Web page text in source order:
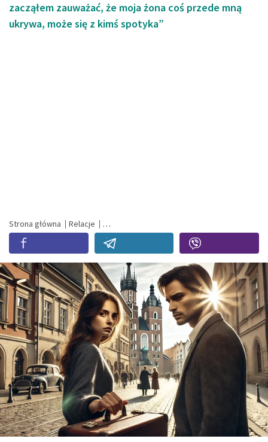
zacząłem zauważać, że moja żona coś przede mną
ukrywa, może się z kimś spotyka”
Strona główna Relacje